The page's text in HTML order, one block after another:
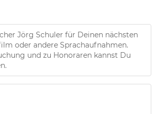
Jörg Schuler für Deinen nächsten
oder andere Sprachaufnahmen.
und zu Honoraren kannst Du